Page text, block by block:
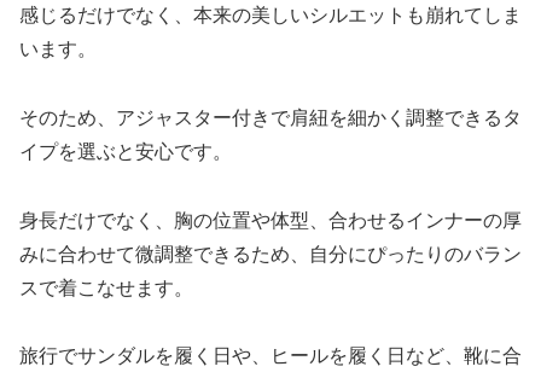
感じるだけでなく、本来の美しいシルエットも崩れてしま
います。
そのため、アジャスター付きで肩紐を細かく調整できるタ
イプを選ぶと安心です。
身長だけでなく、胸の位置や体型、合わせるインナーの厚
みに合わせて微調整できるため、自分にぴったりのバラン
スで着こなせます。
旅行でサンダルを履く日や、ヒールを履く日など、靴に合